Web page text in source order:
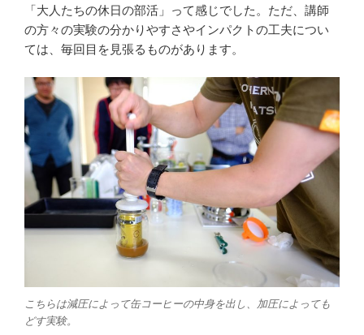
「大人たちの休日の部活」って感じでした。ただ、講師
の方々の実験の分かりやすさやインパクトの工夫につい
ては、毎回目を見張るものがあります。
こちらは減圧によって缶コーヒーの中身を出し、加圧によっても
どす実験。